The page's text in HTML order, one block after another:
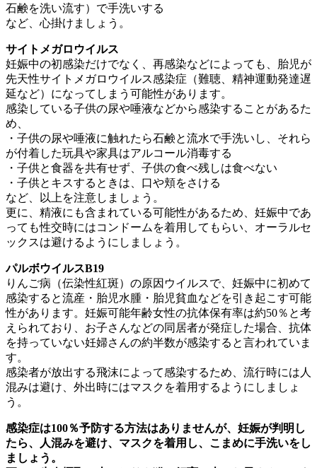
石鹸を洗い流す）で手洗いする
など、心掛けましょう。
サイトメガロウイルス
妊娠中の初感染だけでなく、再感染などによっても、胎児が
先天性サイトメガロウイルス感染症（難聴、精神運動発達遅
延など）になってしまう可能性があります。
感染している子供の尿や唾液などから感染することがあるた
め、
・子供の尿や唾液に触れたら石鹸と流水で手洗いし、それら
が付着した玩具や家具はアルコール消毒する
・子供と食器を共有せず、子供の食べ残しは食べない
・子供とキスするときは、口や頬をさける
など、以上を注意しましょう。
更に、精液にも含まれている可能性があるため、妊娠中であ
っても性交時にはコンドームを着用してもらい、オーラルセ
ックスは避けるようにしましょう。
パルボウイルスB19
りんご病（伝染性紅斑）の原因ウイルスで、妊娠中に初めて
感染すると流産・胎児水腫・胎児貧血などを引き起こす可能
性があります。妊娠可能年齢女性の抗体保有率は約50％と考
えられており、お子さんなどの同居者が発症した場合、抗体
を持っていない妊婦さんの約半数が感染すると言われていま
す。
感染者が放出する飛沫によって感染するため、流行時には人
混みは避け、外出時にはマスクを着用するようにしましょ
う。
感染症は100％予防する方法はありませんが、妊娠が判明し
たら、人混みを避け、マスクを着用し、こまめに手洗いをし
ましょう。